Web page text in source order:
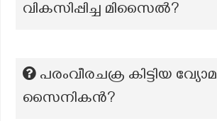
വികസിപ്പിച്ച മിസൈൽ?
പരംവീരചക്ര കിട്ടിയ വ്യോമ
സൈനികൻ?